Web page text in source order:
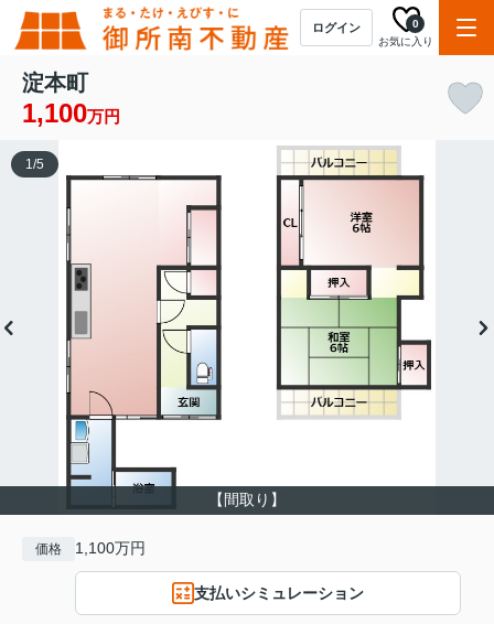
ログイン
お気に入り
0
淀本町
1,100万円
【間取り】
1/5
価格 1,100万円
支払いシミュレーション